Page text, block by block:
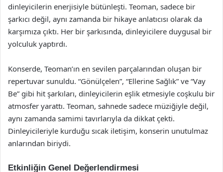
dinleyicilerin enerjisiyle bütünleşti. Teoman, sadece bir
şarkıcı değil, aynı zamanda bir hikaye anlatıcısı olarak da
karşımıza çıktı. Her bir şarkısında, dinleyicilere duygusal bir
yolculuk yaptırdı.
Konserde, Teoman’ın en sevilen parçalarından oluşan bir
repertuvar sunuldu. “Gönülçelen”, “Ellerine Sağlık” ve “Vay
Be” gibi hit şarkıları, dinleyicilerin eşlik etmesiyle coşkulu bir
atmosfer yarattı. Teoman, sahnede sadece müziğiyle değil,
aynı zamanda samimi tavırlarıyla da dikkat çekti.
Dinleyicileriyle kurduğu sıcak iletişim, konserin unutulmaz
anlarından biriydi.
Etkinliğin Genel Değerlendirmesi